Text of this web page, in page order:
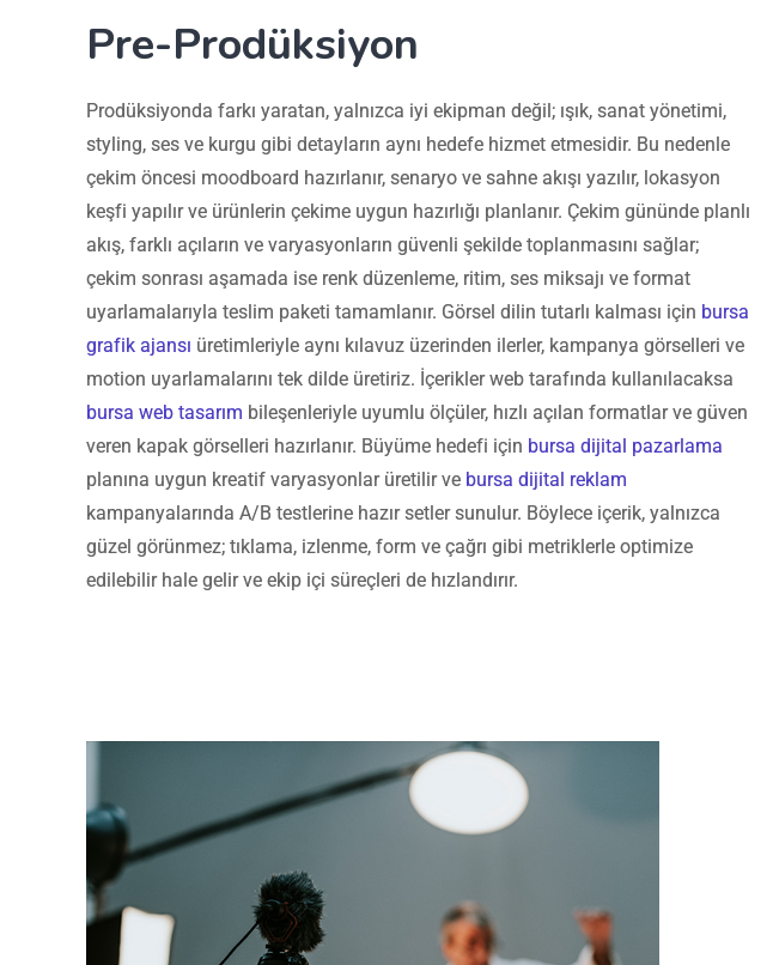
Pre-Prodüksiyon
Prodüksiyonda farkı yaratan, yalnızca iyi ekipman değil; ışık, sanat yönetimi,
styling, ses ve kurgu gibi detayların aynı hedefe hizmet etmesidir. Bu nedenle
çekim öncesi moodboard hazırlanır, senaryo ve sahne akışı yazılır, lokasyon
keşfi yapılır ve ürünlerin çekime uygun hazırlığı planlanır. Çekim gününde planlı
akış, farklı açıların ve varyasyonların güvenli şekilde toplanmasını sağlar;
çekim sonrası aşamada ise renk düzenleme, ritim, ses miksajı ve format
uyarlamalarıyla teslim paketi tamamlanır. Görsel dilin tutarlı kalması için bursa
grafik ajansı üretimleriyle aynı kılavuz üzerinden ilerler, kampanya görselleri ve
motion uyarlamalarını tek dilde üretiriz. İçerikler web tarafında kullanılacaksa
bursa web tasarım bileşenleriyle uyumlu ölçüler, hızlı açılan formatlar ve güven
veren kapak görselleri hazırlanır. Büyüme hedefi için bursa dijital pazarlama
planına uygun kreatif varyasyonlar üretilir ve bursa dijital reklam
kampanyalarında A/B testlerine hazır setler sunulur. Böylece içerik, yalnızca
güzel görünmez; tıklama, izlenme, form ve çağrı gibi metriklerle optimize
edilebilir hale gelir ve ekip içi süreçleri de hızlandırır.